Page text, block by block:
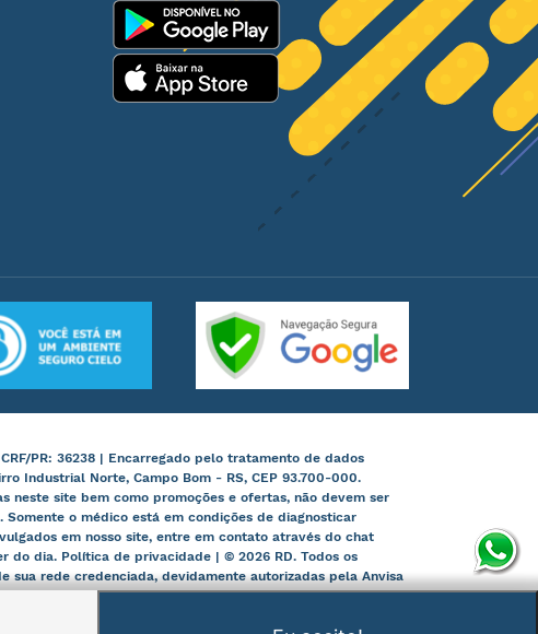
PR: 36238 | Encarregado pelo tratamento de dados
Industrial Norte, Campo Bom - RS, CEP 93.700-000.
neste site bem como promoções e ofertas, não devem ser
o médico está em condições de diagnosticar
em nosso site, entre em contato através do chat
do dia. Política de privacidade | © 2026 RD. Todos os
rede credenciada, devidamente autorizadas pela Anvisa